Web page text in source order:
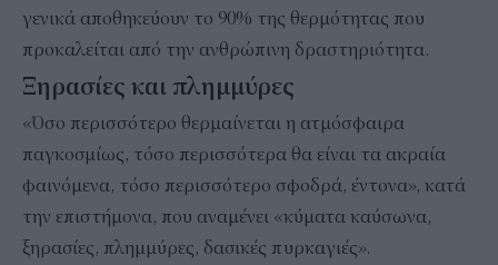
γενικά αποθηκεύουν το 90% της θερμότητας που
προκαλείται από την ανθρώπινη δραστηριότητα.
Ξηρασίες και πλημμύρες
«Όσο περισσότερο θερμαίνεται η ατμόσφαιρα
παγκοσμίως, τόσο περισσότερα θα είναι τα ακραία
φαινόμενα, τόσο περισσότερο σφοδρά, έντονα», κατά
την επιστήμονα, που αναμένει «κύματα καύσωνα,
ξηρασίες, πλημμύρες, δασικές πυρκαγιές».